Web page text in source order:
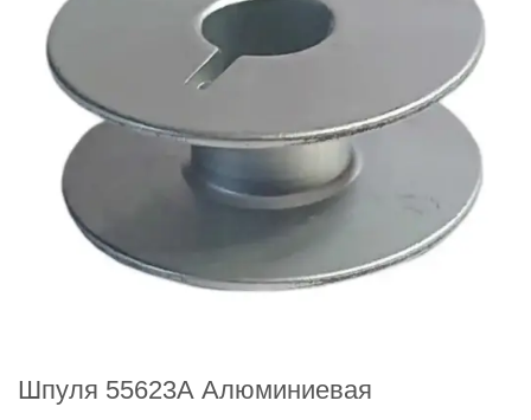
Шпуля 55623А Алюминиевая